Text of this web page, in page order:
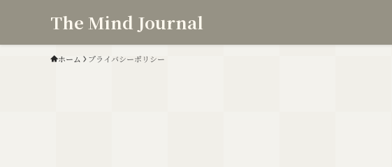
The Mind Journal
ホーム プライバシーポリシー